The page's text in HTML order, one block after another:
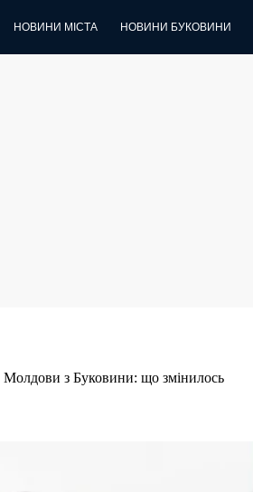
НОВИНИ МІСТА НОВИНИ БУКОВИНИ
з Буковини: що змінилось